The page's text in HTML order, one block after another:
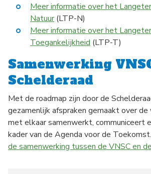
Meer informatie over het
Natuur(LTP-N)
Meer informatie over het
Toegankelijkheid (LTP-T)
Samenwerking
Schelderaad
Met de roadmap zijn door de
gezamenlijk afspraken gemaakt over
met elkaar samenwerkt, communiceert
kader van de Agenda voor de Toekomst.
de samenwerking tussen de VNSC en